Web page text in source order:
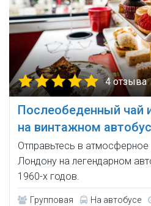
4 отзыва
Послеобеденный чай
на винтажном
Отправьтесь в атмосферное
Лондону на легендарном
1960-х годов.
Групповая На автобусе